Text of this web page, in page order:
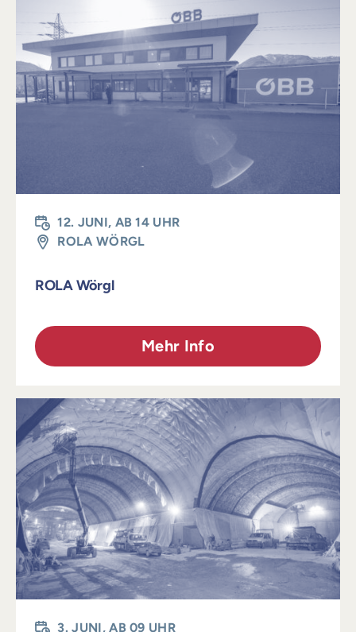
12. JUNI, AB 14 UHR
ROLA WÖRGL
ROLA Wörgl
Mehr Info
3. JUNI, AB 09 UHR